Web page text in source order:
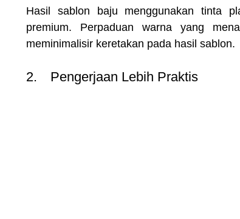
Hasil sablon baju menggunakan tinta
premium. Perpaduan warna yang
meminimalisir keretakan pada hasil sablon.
2.	Pengerjaan Lebih Praktis